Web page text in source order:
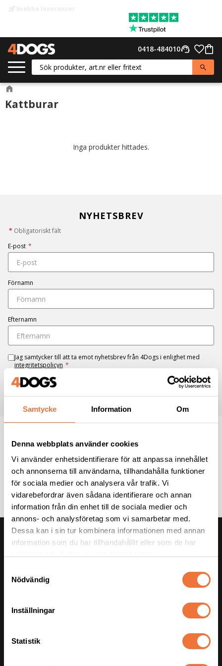
Samtycke Information Om
Denna webbplats använder cookies
Vi använder enhetsidentifierare för att anpassa innehållet
och annonserna till användarna, tillhandahålla funktioner
för sociala medier och analysera vår trafik. Vi
vidarebefordrar även sådana identifierare och annan
information från din enhet till de sociala medier och
annons- och analysföretag som vi samarbetar med.
Dessa kan i sin tur kombinera informationen med annan
information som du har tillhandahållit eller som de har
Nödvändig
Inställningar
Statistik
support_agent
0418-484010
Kattburar
Inga produkter hittades.
NYHETSBREV
* Obligatoriskt fält
E-post *
Förnamn
Efternamn
Jag samtycker till att ta emot nyhetsbrev från 4Dogs i enlighet med
integritetspolicyn *
KUNDSERVICE
Kontaktformulär
För hundfrisörer